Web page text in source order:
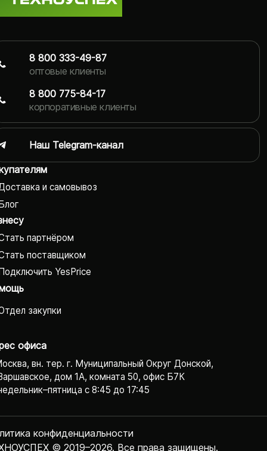
и самовывоз
партнёром
поставщиком
YesPrice
закупки
офиса
вн. тер. г. Муниципальный Округ Донской,
дом 1А, комната 50, офис Б7К
с 8:45 до 17:45
© 2019–2026. Все права защищены.
конфиденциаль­ности
8 800 333-49-87
оптовые клиенты
8 800 775-84-17
корпоративные клиенты
Наш Telegram-канал